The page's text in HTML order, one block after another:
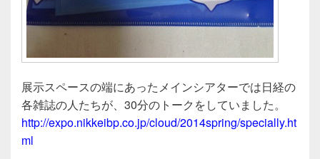
展示スペースの端にあったメインシアターでは日経の
各雑誌の人たちが、30分のトークをしていました。
http://expo.nikkeibp.co.jp/cloud/2014spring/specially.ht
ml